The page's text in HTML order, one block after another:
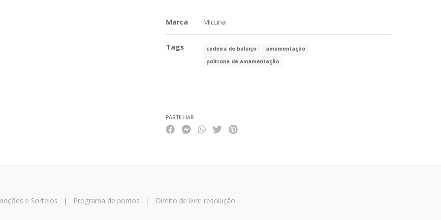
Marca Micuna
Tags cadeira de baloiço
amamentação
poltrona de amamentação
PARTILHAR
e Sorteios | Programa de pontos | Direito de livre resolução